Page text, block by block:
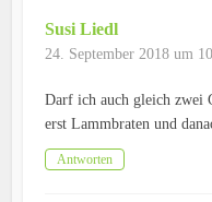
Susi Liedl
24. September 2018 um
Darf ich auch gleich zwei
erst Lammbraten und
Antworten